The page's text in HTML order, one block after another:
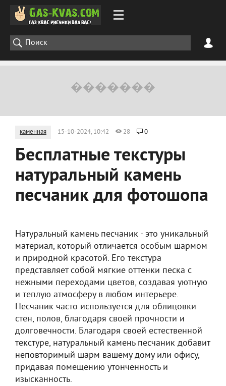
каменная 15-10-2024, 10:42 28 0
Бесплатные текстуры
натуральный камень
песчаник для фотошопа
Натуральный камень песчаник - это уникальный
материал, который отличается особым шармом
и природной красотой. Его текстура
представляет собой мягкие оттенки песка с
нежными переходами цветов, создавая уютную
и теплую атмосферу в любом интерьере.
Песчаник часто используется для облицовки
стен, полов, благодаря своей прочности и
долговечности. Благодаря своей естественной
текстуре, натуральный камень песчаник добавит
неповторимый шарм вашему дому или офису,
придавая помещению утонченность и
изысканность.